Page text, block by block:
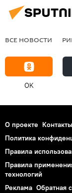
ВСЕ НОВОСТИ
OK
О проекте Контакты
Политика
Правила
Правила
технологий
Реклама Обратная